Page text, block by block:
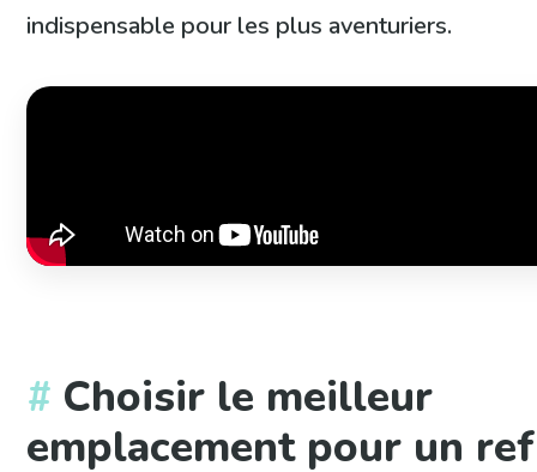
indispensable pour les plus aventuriers.
Choisir le meilleur
emplacement pour un